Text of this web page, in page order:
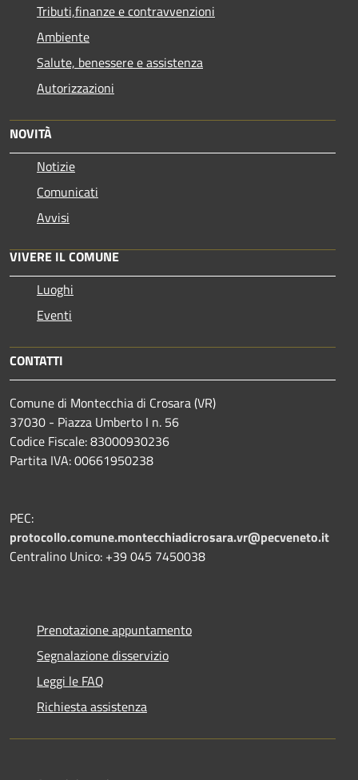
Tributi,finanze e contravvenzioni
Ambiente
Salute, benessere e assistenza
Autorizzazioni
NOVITÀ
Notizie
Comunicati
Avvisi
VIVERE IL COMUNE
Luoghi
Eventi
CONTATTI
Comune di Montecchia di Crosara (VR)
37030 - Piazza Umberto I n. 56
Codice Fiscale: 83000930236
Partita IVA: 00661950238
PEC:
protocollo.comune.montecchiadicrosara.vr@pecveneto.it
Centralino Unico: +39 045 7450038
Prenotazione appuntamento
Segnalazione disservizio
Leggi le FAQ
Richiesta assistenza